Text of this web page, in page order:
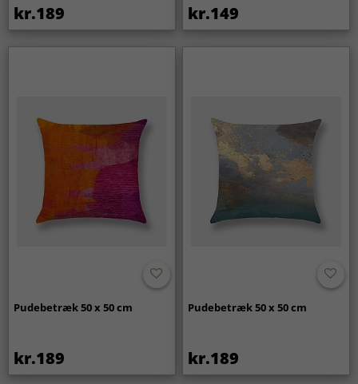
kr.189 kr.149
Pudebetræk 50 x 50 cm
kr.189
Pudebetræk 50 x 50 cm
kr.189